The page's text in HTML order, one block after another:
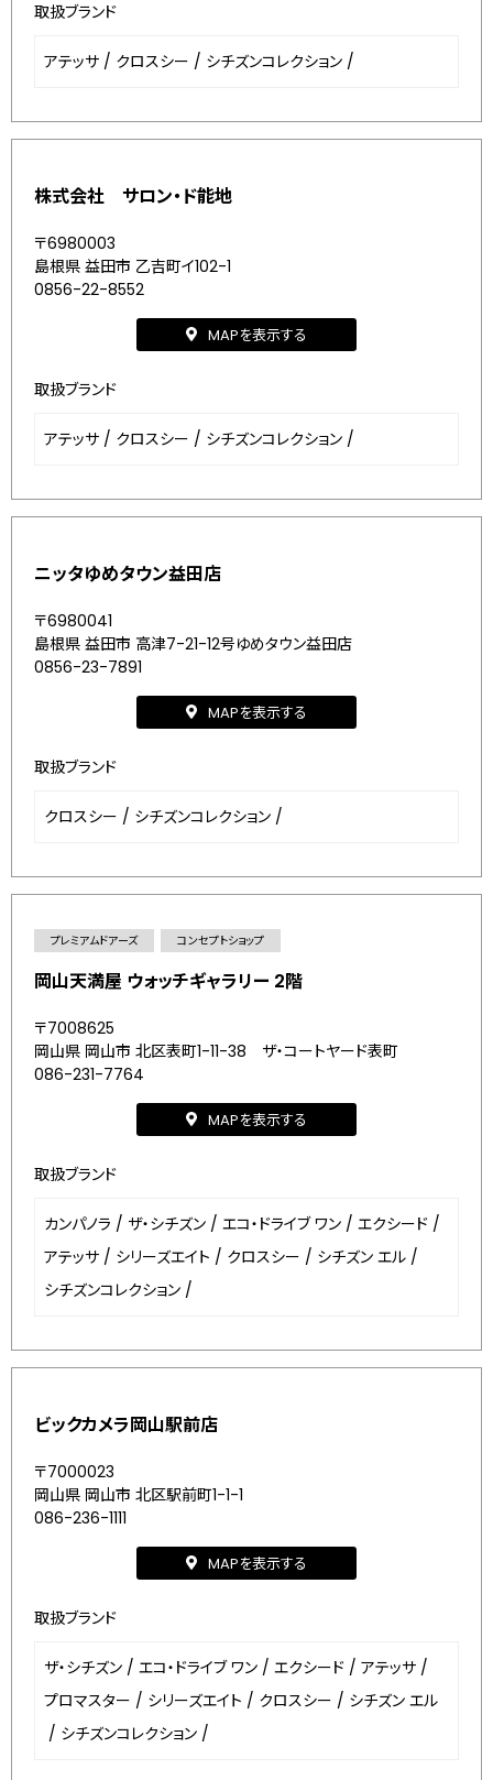
取扱ブランド
アテッサ / クロスシー / シチズンコレクション /
株式会社 サロン・ド能地
〒6980003
島根県 益田市 乙吉町イ102-1
0856-22-8552
MAPを表示する
取扱ブランド
アテッサ / クロスシー / シチズンコレクション /
ニッタゆめタウン益田店
〒6980041
島根県 益田市 高津7-21-12号ゆめタウン益田店
0856-23-7891
MAPを表示する
取扱ブランド
クロスシー / シチズンコレクション /
プレミアムドアーズ コンセプトショップ
岡山天満屋 ウォッチギャラリー 2階
〒7008625
岡山県 岡山市 北区表町1-11-38 ザ・コートヤード表町
086-231-7764
MAPを表示する
取扱ブランド
カンパノラ / ザ・シチズン / エコ・ドライブ ワン / エクシード /
アテッサ / シリーズエイト / クロスシー / シチズン エル /
シチズンコレクション /
ビックカメラ岡山駅前店
〒7000023
岡山県 岡山市 北区駅前町1-1-1
086-236-1111
MAPを表示する
取扱ブランド
ザ・シチズン / エコ・ドライブ ワン / エクシード / アテッサ /
プロマスター / シリーズエイト / クロスシー / シチズン エル
/ シチズンコレクション /